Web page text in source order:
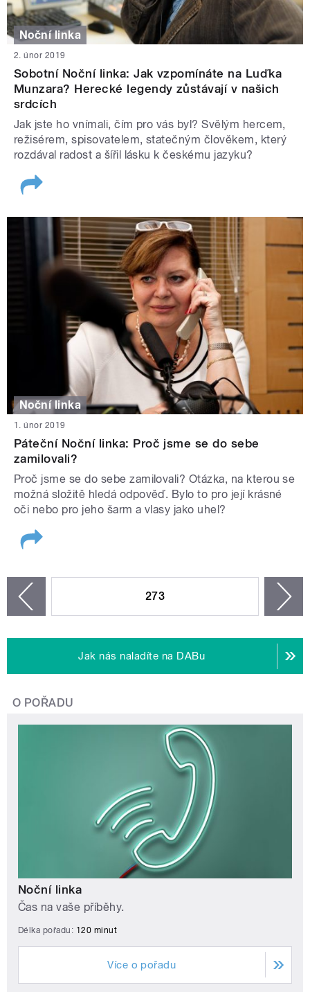
Noční linka
2. únor 2019
Sobotní Noční linka: Jak vzpomínáte na Luďka
Munzara? Herecké legendy zůstávají v našich
srdcích
Jak jste ho vnímali, čím pro vás byl? Svělým hercem,
režisérem, spisovatelem, statečným člověkem, který
rozdával radost a šířil lásku k českému jazyku?
Noční linka
1. únor 2019
Páteční Noční linka: Proč jsme se do sebe
zamilovali?
Proč jsme se do sebe zamilovali? Otázka, na kterou se
možná složitě hledá odpověď. Bylo to pro její krásné
oči nebo pro jeho šarm a vlasy jako uhel?
273
Jak nás naladíte na DABu
O POŘADU
Noční linka
Čas na vaše příběhy.
Délka pořadu: 120 minut
Více o pořadu